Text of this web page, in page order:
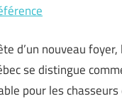
d’un nouveau
se distingue
pour les chasseurs